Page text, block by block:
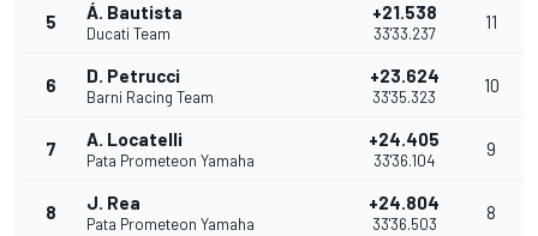
5 Á. Bautista
Ducati Team
+21.538
33'33.237
11
6 D. Petrucci
Barni Racing Team
+23.624
33'35.323
10
7 A. Locatelli
Pata Prometeon Yamaha
+24.405
33'36.104
9
8 J. Rea
Pata Prometeon Yamaha
+24.804
33'36.503
8